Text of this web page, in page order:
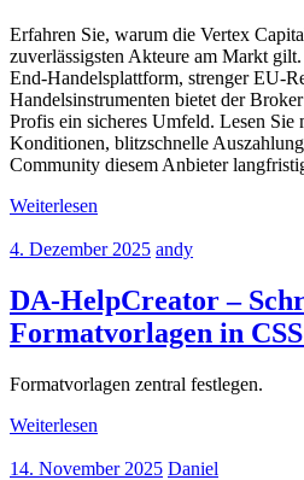
Erfahren Sie, warum die Vertex
zuverlässigsten Akteure am Markt
End-Handelsplattform, strenger EU-
Handelsinstrumenten bietet der
Profis ein sicheres Umfeld. Lesen Sie
Konditionen, blitzschnelle
Community diesem Anbieter
Weiterlesen
4. Dezember 2025 andy
DA-HelpCreator –
Formatvorlagen in
Formatvorlagen zentral festlegen.
Weiterlesen
14. November 2025 Daniel